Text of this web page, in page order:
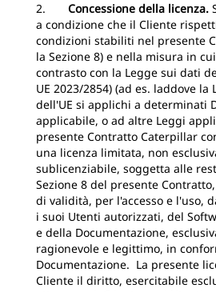
2. Concessione della licenza.
a condizione che il Cliente
condizioni stabiliti nel presente
la Sezione 8) e nella misura in
contrasto con la Legge sui dati
UE 2023/2854) (ad es. laddove la
dell'UE si applichi a determinati
applicabile, o ad altre Leggi
presente Contratto Caterpillar
una licenza limitata, non
sublicenziabile, soggetta alle
Sezione 8 del presente
di validità, per l'accesso e l'uso,
i suoi Utenti autorizzati, del
e della Documentazione,
ragionevole e legittimo, in
Documentazione. La presente
Cliente il diritto, esercitabile